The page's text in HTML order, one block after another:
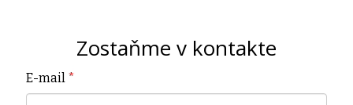
Zostaňme v kontakte
E-mail *